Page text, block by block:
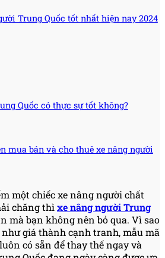
Trung Quốc tốt nhất hiện nay 2024
Quốc có thực sự tốt không?
mua bán và cho thuê xe nâng người
một chiếc xe nâng người chất
chăng thìxe nâng người Trung
mà bạn không nên bỏ qua. Vì sao
giá thành cạnh tranh, mẫu mã
có sẵn để thay thế ngay và